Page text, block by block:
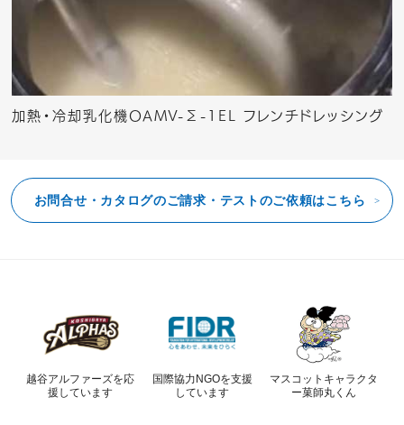
加熱・冷却乳化機OAMV-Σ-1EL フレンチドレッシング
お問合せ・カタログのご請求・テストのご依頼はこちら
越谷アルファーズを応
援しています
国際協力NGOを支援
しています
マスコットキャラクタ
ー菓師丸くん